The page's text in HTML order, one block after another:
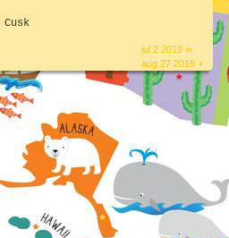
jul 2 2019 ∞
aug 27 2019 +